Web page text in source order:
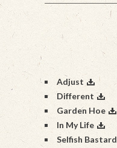
Adjust
Different
Garden Hoe
In My Life
Selfish Bastard